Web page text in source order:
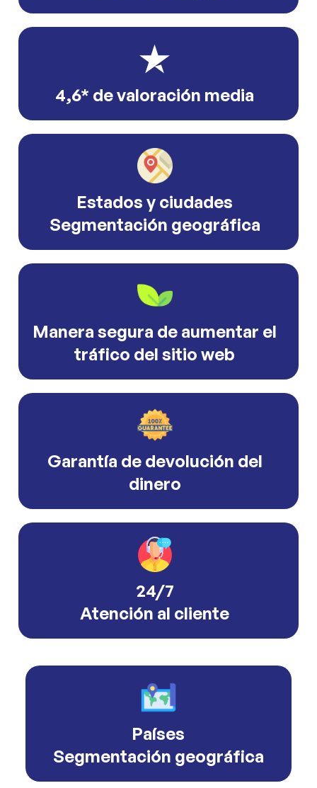
4,6* de valoración media
Estados y ciudades
Segmentación geográfica
Manera segura de aumentar el
tráfico del sitio web
Garantía de devolución del
dinero
24/7
Atención al cliente
Países
Segmentación geográfica